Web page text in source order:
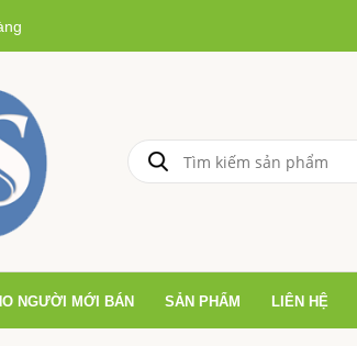
NGƯỜI MỚI BÁN SẢN PHẨM LIÊN HỆ